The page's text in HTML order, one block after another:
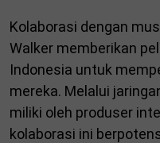
Kolaborasi dengan
Walker memberikan
Indonesia untuk
mereka. Melalui
miliki oleh produser
kolaborasi ini